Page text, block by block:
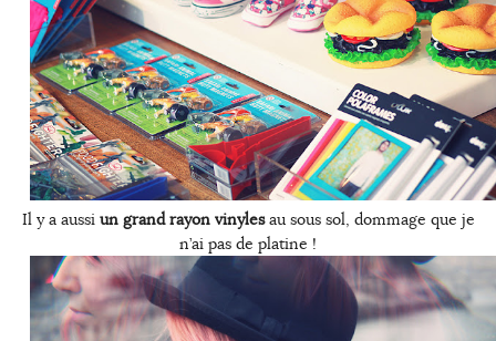
Il y a aussi un grand rayon vinylesau sous sol, dommage que je
n’ai pas de platine !